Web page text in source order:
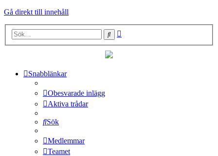
Gå direkt till innehåll
Sök
Snabblänkar
Obesvarade inlägg
Aktiva trådar
Sök
Medlemmar
Teamet